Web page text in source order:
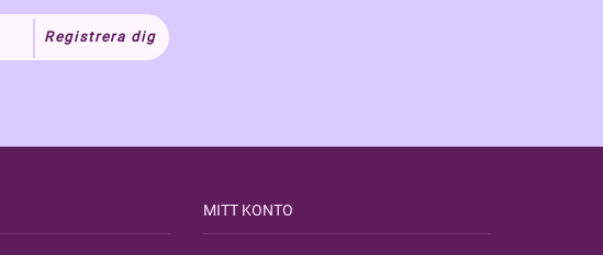
Registrera dig
MITT KONTO